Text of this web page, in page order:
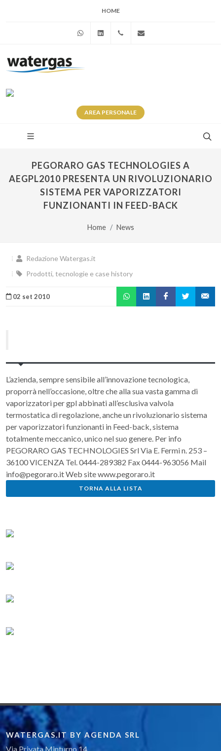
HOME
WhatsAppLinkedin+39 345 281 0246
AREA PERSONALE
PEGORARO GAS TECHNOLOGIES A
AEGPL2010 PRESENTA UN RIVOLUZIONARIO
SISTEMA PER VAPORIZZATORI
FUNZIONANTI IN FEED-BACK
Home News
Redazione Watergas.it
Prodotti, tecnologie e case history
02 set 2010
L’azienda, sempre sensibile all’innovazione tecnologica,
proporrà nell’occasione, oltre che alla sua vasta gamma di
vaporizzatori per gpl abbinati all’esclusiva valvola
termostatica di regolazione, anche un rivoluzionario sistema
per vaporizzatori funzionanti in Feed-back, sistema
totalmente meccanico, unico nel suo genere. Per info
PEGORARO GAS TECHNOLOGIES Srl Via E. Fermi n. 253 –
36100 VICENZA Tel. 0444-289382 Fax 0444-963056 Mail
info@pegoraro.it Web site www.pegoraro.it
TORNA ALLA LISTA
WATERGAS.IT BY AGENDA SRL
Via Privata Minturno 14